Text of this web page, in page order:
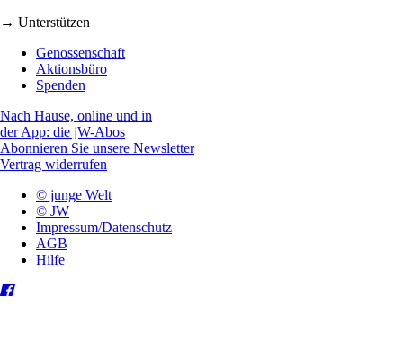
→ Unterstützen
Genossenschaft
Aktionsbüro
Spenden
Nach Hause, online und in
der App: die jW-Abos
Abonnieren Sie unsere Newsletter
Vertrag widerrufen
© junge Welt
© JW
Impressum/Datenschutz
AGB
Hilfe